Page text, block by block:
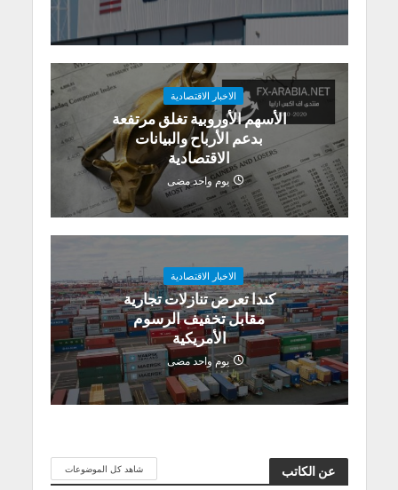
الاخبار الاقتصادية
الأسهم الأوروبية تغلق مرتفعة
بدعم الأرباح والبيانات
الاقتصادية
يوم واحد مضى
الاخبار الاقتصادية
كندا تعرض تنازلات تجارية
مقابل تخفيف الرسوم
الأمريكية
يوم واحد مضى
عن الكاتب شاهد كل الموضوعات